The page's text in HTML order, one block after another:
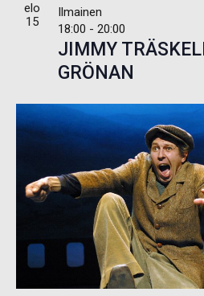
elo
15
JIMMY
GRÖNAN
18:00 - 20:00
Ilmainen